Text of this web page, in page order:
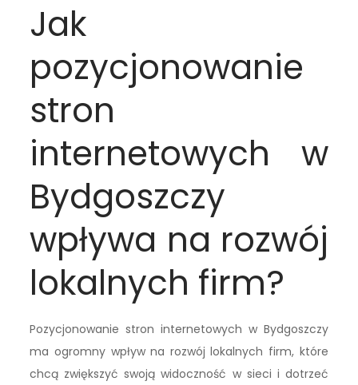
Jak
pozycjonowanie
stron
internetowych w
Bydgoszczy
wpływa na rozwój
lokalnych firm?
Pozycjonowanie stron internetowych w Bydgoszczy
ma ogromny wpływ na rozwój lokalnych firm, które
chcą zwiększyć swoją widoczność w sieci i dotrzeć